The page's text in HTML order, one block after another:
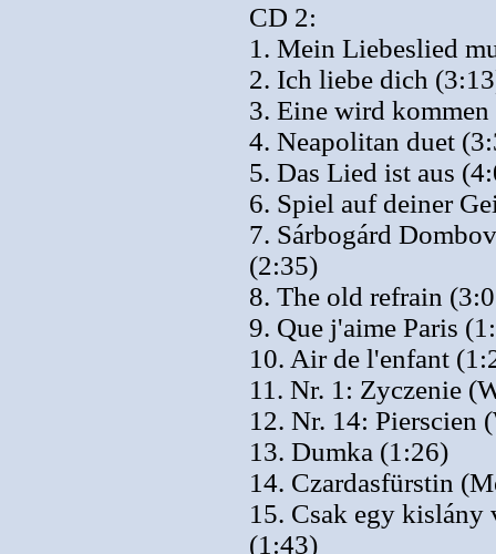
CD 2:
1. Mein Liebeslied
2. Ich liebe dich
3. Eine wird
4. Neapolitan duet
5. Das Lied ist aus
6. Spiel auf deiner
7. Sárbogárd
(2:35)
8. The old refrain
9. Que j'aime Paris
10. Air de l'enfant
11. Nr. 1: Zyczenie
12. Nr. 14:
13. Dumka (1:26)
14. Czardasfürstin
15. Csak egy
(1:43)